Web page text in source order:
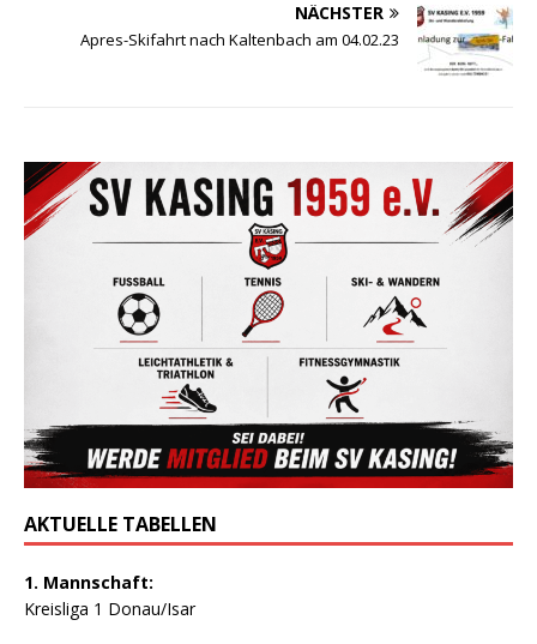
NÄCHSTER
Apres-Skifahrt nach Kaltenbach am 04.02.23
AKTUELLE TABELLEN
1. Mannschaft:
Kreisliga 1 Donau/Isar